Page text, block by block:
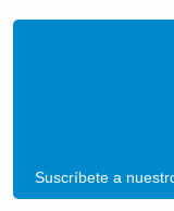
Suscríbete a